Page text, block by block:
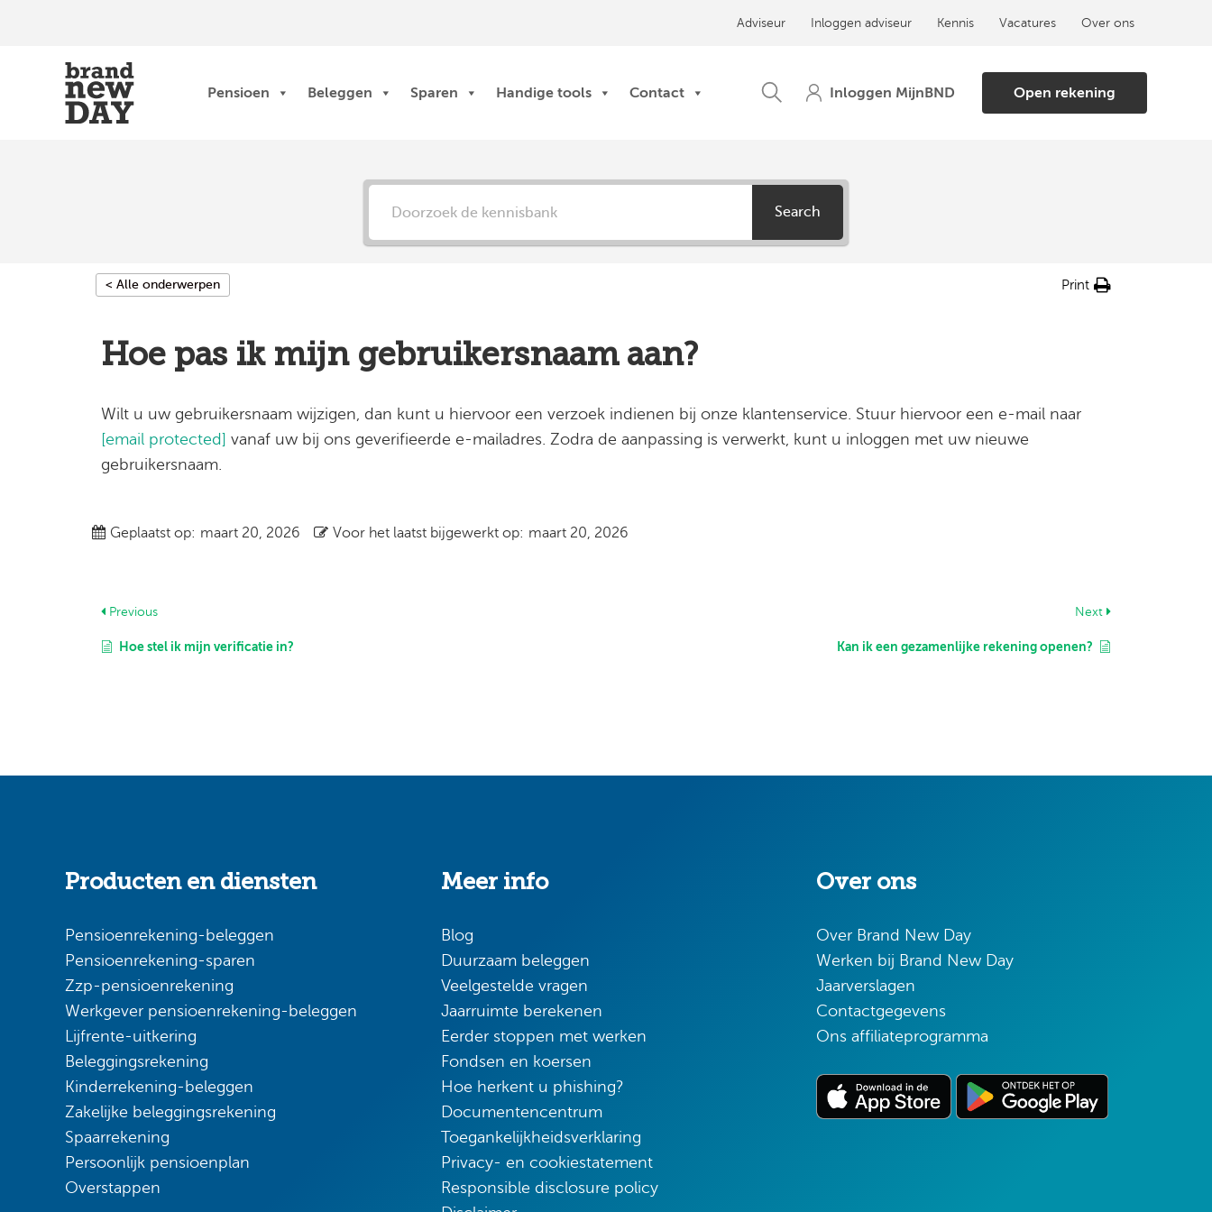
Adviseur Inloggen adviseur Kennis Vacatures Over ons
Pensioen Beleggen Sparen Handige tools Contact Open rekening
Search
< Alle onderwerpen Print
Hoe pas ik mijn gebruikersnaam aan?
Wilt u uw gebruikersnaam wijzigen, dan kunt u hiervoor een verzoek indienen bij onze klantenservice. Stuur hiervoor een e-mail naar
[email protected] vanaf uw bij ons geverifieerde e-mailadres. Zodra de aanpassing is verwerkt, kunt u inloggen met uw nieuwe
gebruikersnaam.
Geplaatst op: maart 20, 2026 Voor het laatst bijgewerkt op: maart 20, 2026
Previous
Hoe stel ik mijn verificatie in?
Next
Kan ik een gezamenlijke rekening openen?
Producten en diensten
Pensioenrekening-beleggen
Pensioenrekening-sparen
Zzp-pensioenrekening
Werkgever pensioenrekening-beleggen
Lijfrente-uitkering
Beleggingsrekening
Kinderrekening-beleggen
Zakelijke beleggingsrekening
Spaarrekening
Persoonlijk pensioenplan
Overstappen
Meer info
Blog
Duurzaam beleggen
Veelgestelde vragen
Jaarruimte berekenen
Eerder stoppen met werken
Fondsen en koersen
Hoe herkent u phishing?
Documentencentrum
Toegankelijkheidsverklaring
Privacy- en cookiestatement
Responsible disclosure policy
Over ons
Over Brand New Day
Werken bij Brand New Day
Jaarverslagen
Contactgegevens
Ons affiliateprogramma